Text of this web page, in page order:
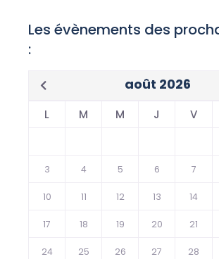
Les évènements des
:
août 2026
L M M J V
3 4 5 6 7
10 11 12 13 14
17 18 19 20 21
24 25 26 27 28